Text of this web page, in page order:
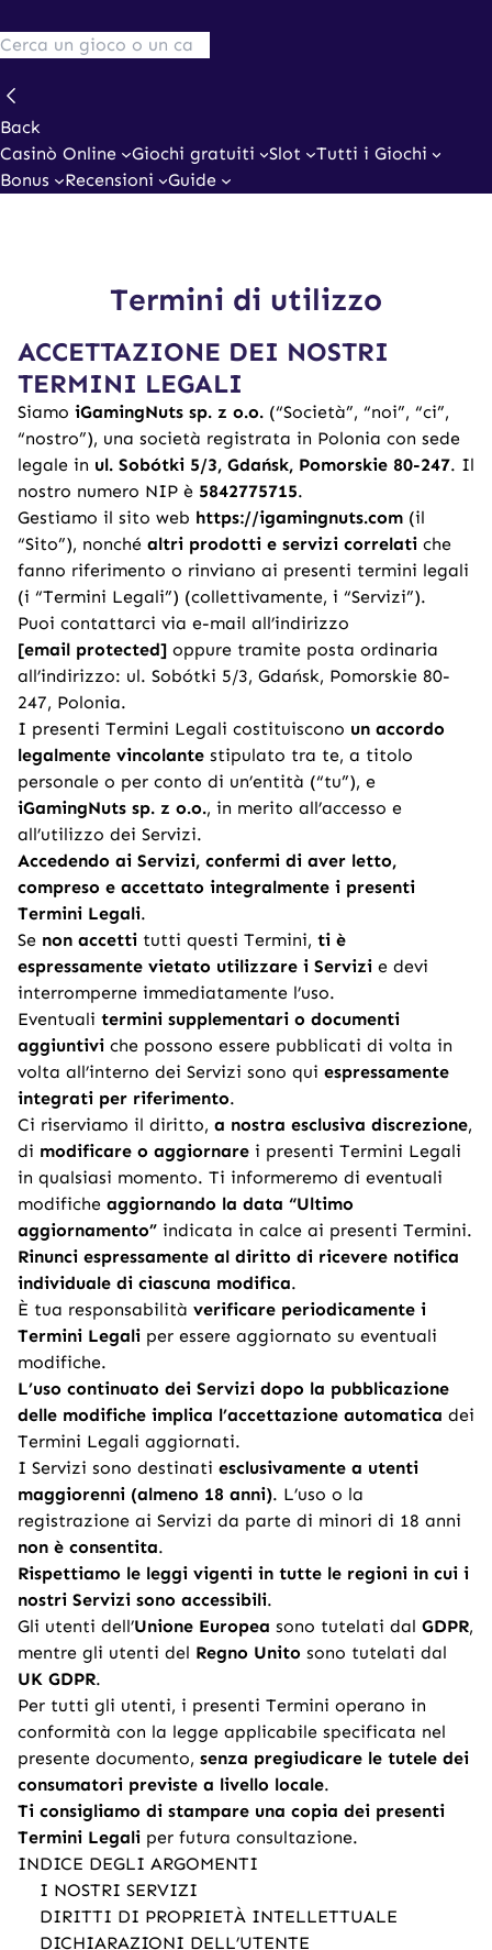
Back
Casinò Online
Giochi gratuiti Slot
Tutti i Giochi
Bonus
Recensioni Guide
Termini di utilizzo
ACCETTAZIONE DEI NOSTRI
TERMINI LEGALI
Siamo iGamingNuts sp. z o.o. (“Società”, “noi”, “ci”,
“nostro”), una società registrata in Polonia con sede
legale in ul. Sobótki 5/3, Gdańsk, Pomorskie 80-247. Il
nostro numero NIP è 5842775715.
Gestiamo il sito web https://igamingnuts.com (il
“Sito”), nonché altri prodotti e servizi correlati che
fanno riferimento o rinviano ai presenti termini legali
(i “Termini Legali”) (collettivamente, i “Servizi”).
Puoi contattarci via e-mail all’indirizzo
[email protected] oppure tramite posta ordinaria
all’indirizzo: ul. Sobótki 5/3, Gdańsk, Pomorskie 80-
247, Polonia.
I presenti Termini Legali costituiscono un accordo
legalmente vincolante stipulato tra te, a titolo
personale o per conto di un’entità (“tu”), e
iGamingNuts sp. z o.o., in merito all’accesso e
all’utilizzo dei Servizi.
Accedendo ai Servizi, confermi di aver letto,
compreso e accettato integralmente i presenti
Termini Legali.
Se non accetti tutti questi Termini, ti è
espressamente vietato utilizzare i Servizi e devi
interromperne immediatamente l’uso.
Eventuali termini supplementari o documenti
aggiuntivi che possono essere pubblicati di volta in
volta all’interno dei Servizi sono qui espressamente
integrati per riferimento.
Ci riserviamo il diritto, a nostra esclusiva discrezione,
di modificare o aggiornare i presenti Termini Legali
in qualsiasi momento. Ti informeremo di eventuali
modifiche aggiornando la data “Ultimo
aggiornamento” indicata in calce ai presenti Termini.
Rinunci espressamente al diritto di ricevere notifica
individuale di ciascuna modifica.
È tua responsabilità verificare periodicamente i
Termini Legali per essere aggiornato su eventuali
modifiche.
L’uso continuato dei Servizi dopo la pubblicazione
delle modifiche implica l’accettazione automatica dei
Termini Legali aggiornati.
I Servizi sono destinati esclusivamente a utenti
maggiorenni (almeno 18 anni). L’uso o la
registrazione ai Servizi da parte di minori di 18 anni
non è consentita.
Rispettiamo le leggi vigenti in tutte le regioni in cui i
nostri Servizi sono accessibili.
Gli utenti dell’Unione Europea sono tutelati dal GDPR,
mentre gli utenti del Regno Unito sono tutelati dal
UK GDPR.
Per tutti gli utenti, i presenti Termini operano in
conformità con la legge applicabile specificata nel
presente documento, senza pregiudicare le tutele dei
consumatori previste a livello locale.
Ti consigliamo di stampare una copia dei presenti
Termini Legali per futura consultazione.
INDICE DEGLI ARGOMENTI
I NOSTRI SERVIZI
DIRITTI DI PROPRIETÀ INTELLETTUALE
DICHIARAZIONI DELL’UTENTE